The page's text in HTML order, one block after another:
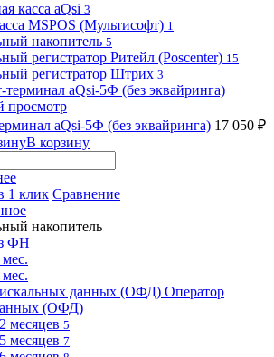
касса aQsi 3
MSPOS (Мультисофт) 1
накопитель 5
регистратор Ритейл (Poscenter) 15
регистратор Штрих 3
просмотр
aQsi-5Ф (без эквайринга) 17 050 ₽
В корзину
1 клик Сравнение
накопитель
ФН
мес.
Оператор
(ОФД)
месяцев 5
месяцев 7